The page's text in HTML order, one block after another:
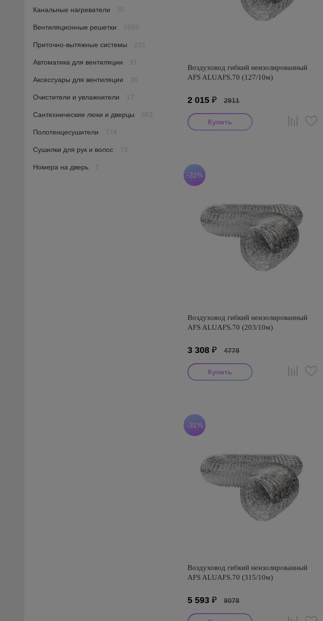
Воздуховод гибкий неизолированный
AFS ALUAFS.70 (127/10м)
2 015 ₽ 2911
-31%
Воздуховод гибкий неизолированный
AFS ALUAFS.70 (203/10м)
3 308 ₽ 4778
-31%
Воздуховод гибкий неизолированный
AFS ALUAFS.70 (315/10м)
5 593 ₽ 8078
Канальные нагреватели 35
Вентиляционные решетки 1569
Приточно-вытяжные системы 201
Автоматика для вентиляции 91
Аксессуары для вентиляции 38
Очистители и увлажнители 17
Сантехнические люки и дверцы 852
Полотенцесушители 774
Сушилки для рук и волос 73
Номера на дверь 7